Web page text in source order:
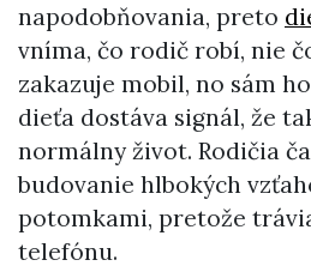
napodobňovania, preto
vníma, čo rodič robí, nie
zakazuje mobil, no sám
dieťa dostáva signál, že
normálny život. Rodičia
budovanie hlbokých
potomkami, pretože
telefónu.